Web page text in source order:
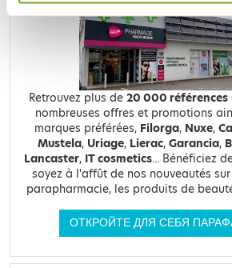
Retrouvez plus de 20 000 références
nombreuses offres et promotions
marques préférées, Filorga, Nuxe,
Mustela, Uriage, Lierac, Garancia,
Lancaster, IT cosmetics... Bénéficiez
soyez à l'affût de nos nouveautés
parapharmacie, les produits de
ОТКРОЙТЕ ДЛЯ СЕБЯ